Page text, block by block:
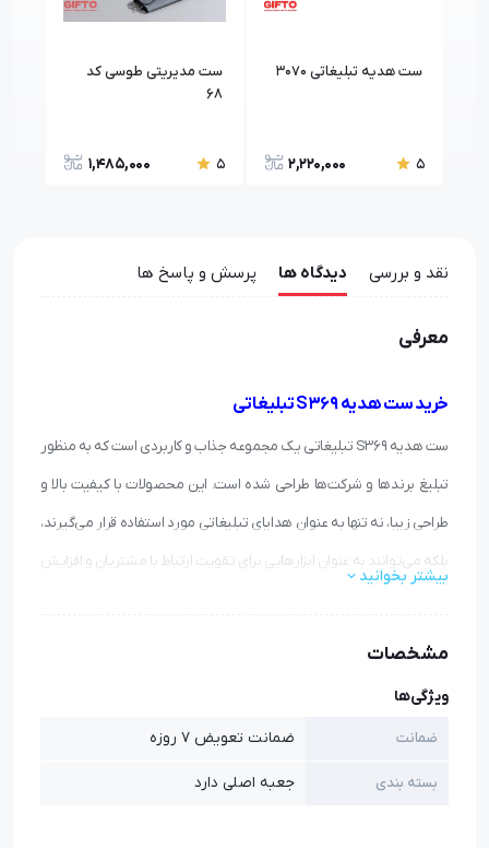
ست هدیه تبلیغاتی 3070
5
2,220,000
ست مدیریتی طوسی کد
68
5
1,485,000
نقد و بررسی دیدگاه ها پرسش و پاسخ ها
معرفی
خرید ست هدیه S369 تبلیغاتی
ست هدیه S369 تبلیغاتی یک مجموعه جذاب و کاربردی است که به منظور
تبلیغ برندها و شرکت‌ها طراحی شده است. این محصولات با کیفیت بالا و
طراحی زیبا، نه تنها به عنوان هدایای تبلیغاتی مورد استفاده قرار می‌گیرند،
بلکه می‌توانند به عنوان ابزارهایی برای تقویت ارتباط با مشتریان و افزایش
استفاده از ست هدیه تبلیغاتی به عنوان یک ابزار بازاریابی می‌تواند به
افزایش وفاداری مشتریان و جذب مشتریان جدید کمک کند. این ست‌ها
بیشتر بخوانید
مشخصات
ویژگی‌ها
ضمانت ضمانت تعویض 7 روزه
بسته بندی جعبه اصلی دارد